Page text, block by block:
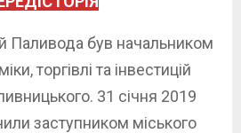
Паливода був начальником
торгівлі та інвестицій
31 січня 2019
заступником міського